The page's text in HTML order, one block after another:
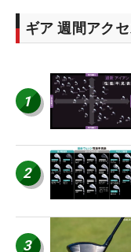
ギア 週間アク
1
2
3